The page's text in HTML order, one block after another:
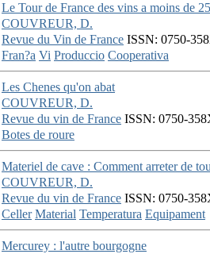
Le Tour de France des vins a moins de
COUVREUR, D.
Revue du Vin de France ISSN: 0750-
Fran?a Vi Produccio Cooperativa
Les Chenes qu'on abat
COUVREUR, D.
Revue du vin de France ISSN: 0750-
Botes de roure
Materiel de cave : Comment arreter de
COUVREUR, D.
Revue du vin de France ISSN: 0750-
Celler Material Temperatura Equipament
Mercurey : l'autre bourgogne